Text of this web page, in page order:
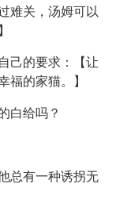
难关，汤姆可以
己的要求：【让
福的家猫。】
白给吗？
总有一种诱拐无